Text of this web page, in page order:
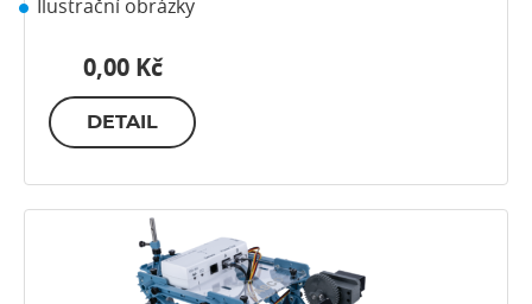
Ilustrační obrázky
0,00 Kč
DETAIL